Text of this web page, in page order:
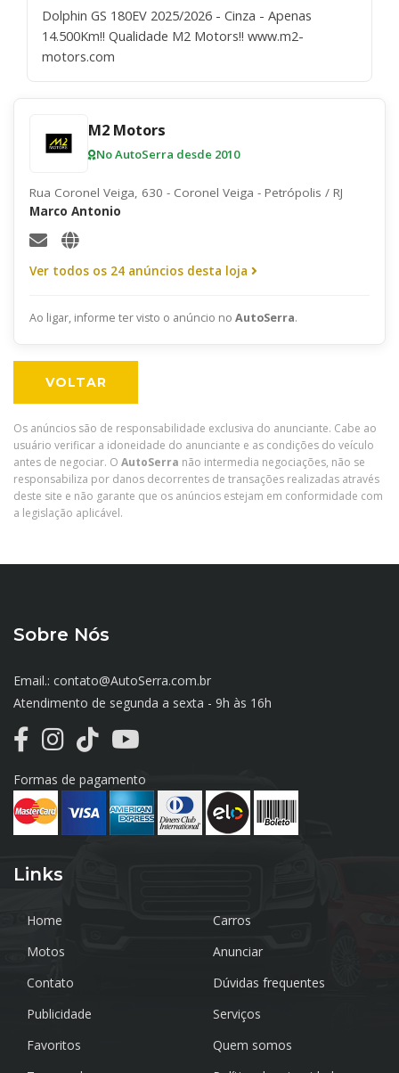
Dolphin GS 180EV 2025/2026 - Cinza - Apenas
14.500Km!! Qualidade M2 Motors!! www.m2-
motors.com
M2 Motors
No AutoSerra desde 2010
Rua Coronel Veiga, 630 - Coronel Veiga - Petrópolis / RJ
Marco Antonio
Ver todos os 24 anúncios desta loja
Ao ligar, informe ter visto o anúncio no AutoSerra.
VOLTAR
Os anúncios são de responsabilidade exclusiva do anunciante. Cabe ao
usuário verificar a idoneidade do anunciante e as condições do veículo
antes de negociar. O AutoSerra não intermedia negociações, não se
responsabiliza por danos decorrentes de transações realizadas através
deste site e não garante que os anúncios estejam em conformidade com
a legislação aplicável.
Sobre Nós
Email.: contato@AutoSerra.com.br
Atendimento de segunda a sexta - 9h às 16h
Formas de pagamento
Links
Home
Carros
Motos
Anunciar
Contato
Dúvidas frequentes
Publicidade
Serviços
Favoritos
Quem somos